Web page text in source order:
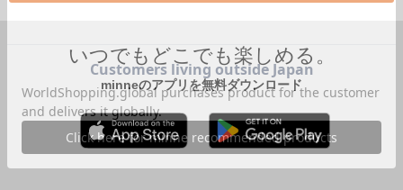
いつでもどこでも楽しめる。
minneのアプリを無料ダウンロード
App Store からダウンロード
Google